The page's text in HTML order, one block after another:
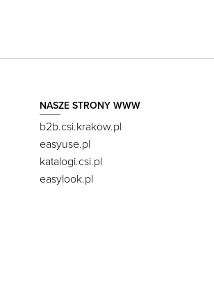
NASZE STRONY WWW
b2b.csi.krakow.pl
easyuse.pl
katalogi.csi.pl
easylook.pl